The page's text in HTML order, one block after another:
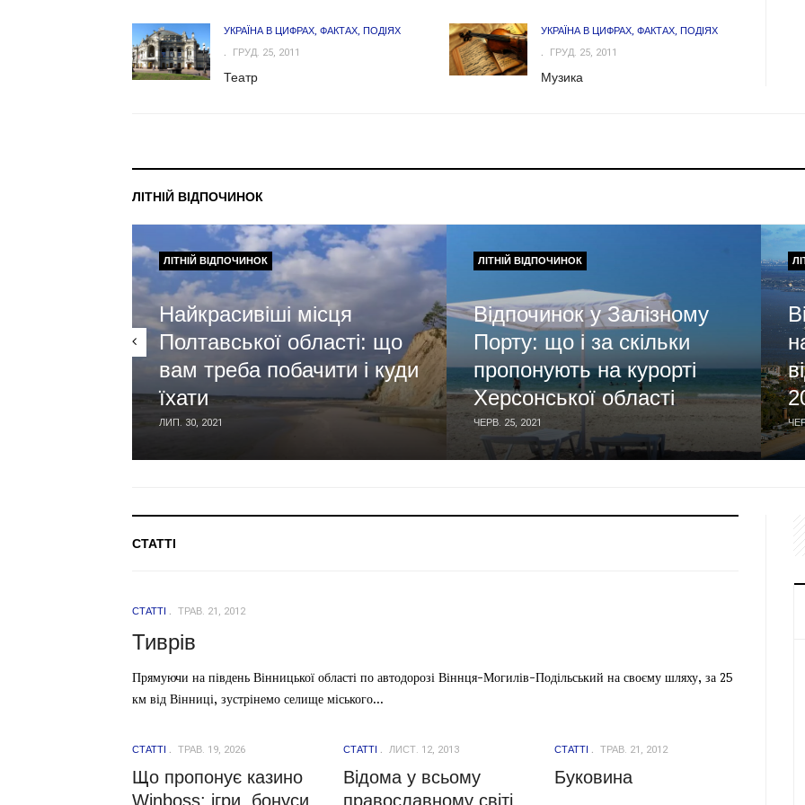
УКРАЇНА В ЦИФРАХ, ФАКТАХ, ПОДІЯХ
ГРУД. 25, 2011
Театр
УКРАЇНА В ЦИФРАХ, ФАКТАХ, ПОДІЯХ
ГРУД. 25, 2011
Музика
ЛІТНІЙ ВІДПОЧИНОК
ЛІТНІЙ ВІДПОЧИНОК
Найкрасивіші місця
Полтавської області: що
вам треба побачити і куди
їхати
ЛИП. 30, 2021
ЛІТНІЙ ВІДПОЧИНОК
Відпочинок у Залізному
Порту: що і за скільки
пропонують на курорті
Херсонської області
ЧЕРВ. 25, 2021
СТАТТІ
СТАТТІ ТРАВ. 21, 2012
Тиврів
Прямуючи на південь Вінницької області по автодорозі Віннця-Могилів-Подільський на своєму шляху, за 25
км від Вінниці, зустрінемо селище міського...
СТАТТІ ТРАВ. 19, 2026
Що пропонує казино
Winboss: ігри, бонуси
СТАТТІ ЛИСТ. 12, 2013
Відома у всьому
православному світі
СТАТТІ ТРАВ. 21, 2012
Буковина